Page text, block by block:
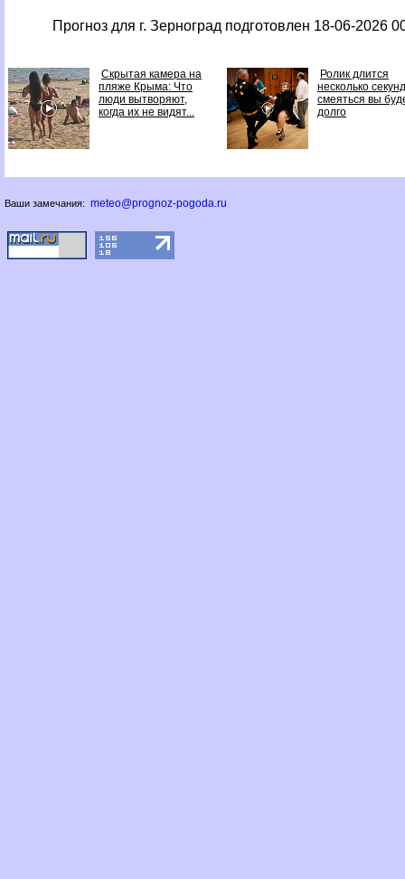
Прогноз для г. Зерноград подготовлен 18-06-2026
Скрытая камера на
пляже Крыма: Что
люди вытворяют,
когда их не видят...
Ролик длится
несколько
смеяться вы
долго
Ваши замечания: meteo@prognoz-pogoda.ru